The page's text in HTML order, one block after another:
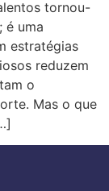
tornou-
é uma
estratégias
reduzem
o
Mas o que